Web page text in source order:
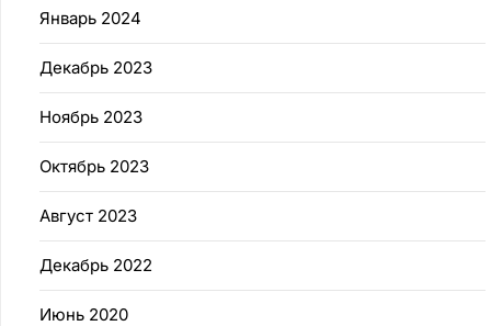
Январь 2024
Декабрь 2023
Ноябрь 2023
Октябрь 2023
Август 2023
Декабрь 2022
Июнь 2020